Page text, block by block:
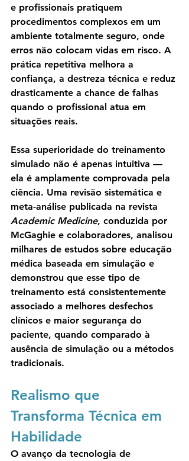
e profissionais pratiquem
procedimentos complexos em um
ambiente totalmente seguro, onde
erros não colocam vidas em risco. A
prática repetitiva melhora a
confiança, a destreza técnica e reduz
drasticamente a chance de falhas
quando o profissional atua em
situações reais.
Essa superioridade do treinamento
simulado não é apenas intuitiva —
ela é amplamente comprovada pela
ciência. Uma revisão sistemática e
meta-análise publicada na revista
Academic Medicine, conduzida por
McGaghie e colaboradores, analisou
milhares de estudos sobre educação
médica baseada em simulação e
demonstrou que esse tipo de
treinamento está consistentemente
associado a melhores desfechos
clínicos e maior segurança do
paciente, quando comparado à
ausência de simulação ou a métodos
tradicionais.
Realismo que
Transforma Técnica em
Habilidade
O avanço da tecnologia de